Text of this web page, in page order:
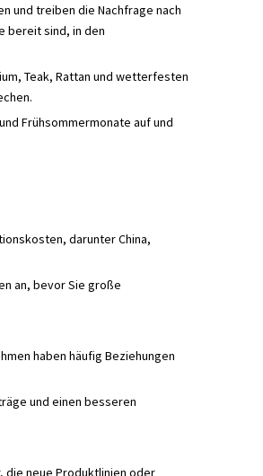
und treiben die Nachfrage nach
bereit sind, in den
Teak, Rattan und wetterfesten
Frühsommermonate auf und
darunter China,
an, bevor Sie große
haben häufig Beziehungen
und einen besseren
die neue Produktlinien oder